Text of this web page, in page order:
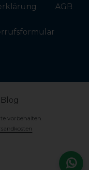
AGB
Blog
vorbehalten.